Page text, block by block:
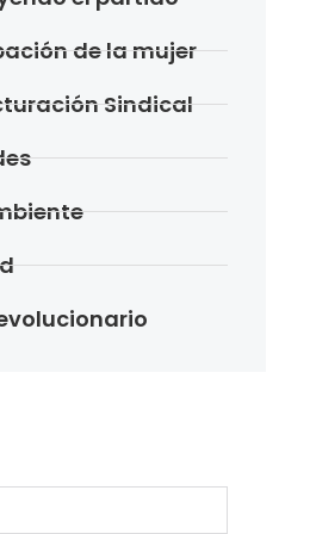
de la mujer
Sindical